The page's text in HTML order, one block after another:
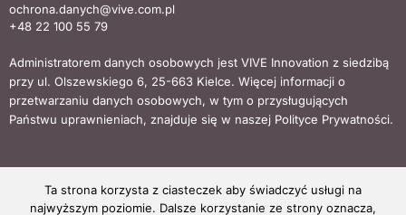
ochrona.danych@vive.com.pl
+48 22 100 55 79
Administratorem danych osobowych jest VIVE Innovation z siedzibą
przy ul. Olszewskiego 6, 25-663 Kielce. Więcej informacji o
przetwarzaniu danych osobowych, w tym o przysługujących
Państwu uprawnieniach, znajduje się w naszej Polityce Prywatności.
Copyright © 2024 VIVE TEXCELLENCE Wszystkie prawa
zastrzeżone.
Ta strona korzysta z ciasteczek aby świadczyć usługi na
najwyższym poziomie. Dalsze korzystanie ze strony oznacza,